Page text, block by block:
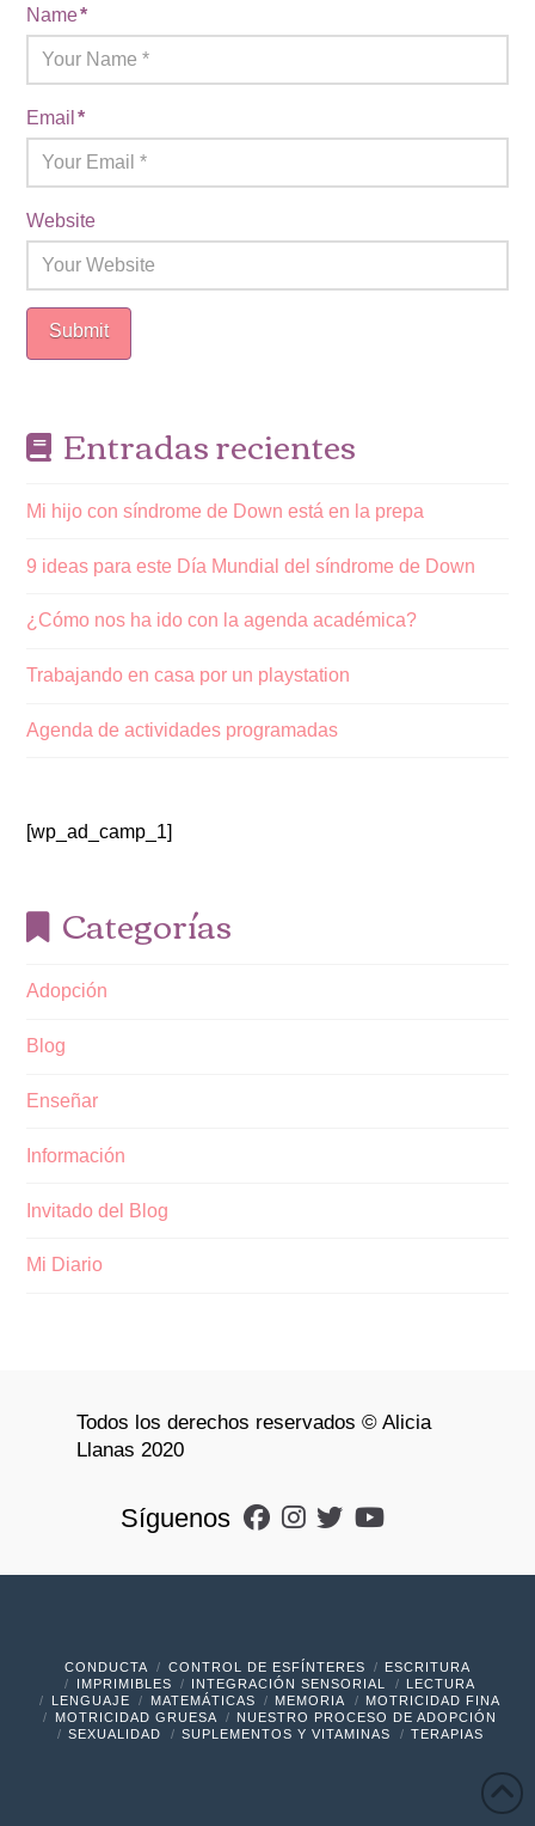
Name*
Email*
Website
Entradas recientes
Mi hijo con síndrome de Down está en la prepa
9 ideas para este Día Mundial del síndrome de Down
¿Cómo nos ha ido con la agenda académica?
Trabajando en casa por un playstation
Agenda de actividades programadas
[wp_ad_camp_1]
Categorías
Adopción
Blog
Enseñar
Información
Invitado del Blog
Mi Diario
Todos los derechos reservados © Alicia
Llanas 2020
Síguenos
CONDUCTA CONTROL DE ESFÍNTERES
ESCRITURA
IMPRIMIBLES
INTEGRACIÓN SENSORIAL
LECTURA
LENGUAJE
MATEMÁTICAS MEMORIA
MOTRICIDAD FINA
MOTRICIDAD GRUESA
NUESTRO PROCESO DE ADOPCIÓN
SEXUALIDAD
SUPLEMENTOS Y VITAMINAS TERAPIAS